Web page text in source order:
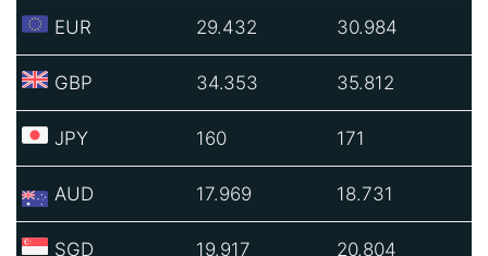
EUR 29.432 30.984
GBP 34.353 35.812
JPY 160 171
AUD 17.969 18.731
SGD 19.917 20.804